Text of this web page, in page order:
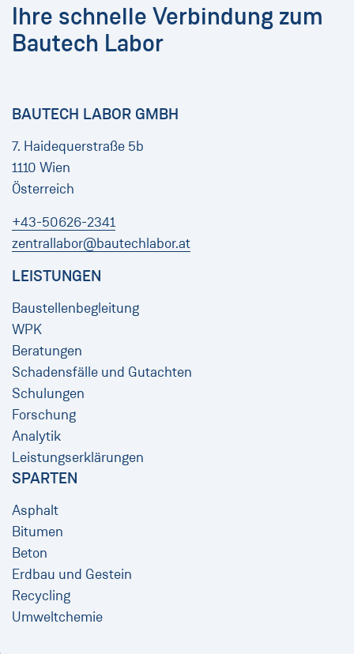
Ihre schnelle Verbindung zum
Bautech Labor
BAUTECH LABOR GMBH
7. Haidequerstraße 5b
1110 Wien
Österreich
+43-50626-2341
zentrallabor@bautechlabor.at
LEISTUNGEN
Baustellenbegleitung
WPK
Beratungen
Schadensfälle und Gutachten
Schulungen
Forschung
Analytik
Leistungserklärungen
SPARTEN
Asphalt
Bitumen
Beton
Erdbau und Gestein
Recycling
Umweltchemie